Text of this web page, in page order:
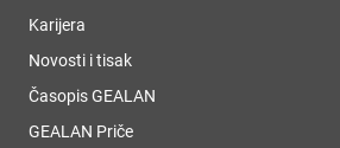
Karijera
Novosti i tisak
Časopis GEALAN
GEALAN Priče